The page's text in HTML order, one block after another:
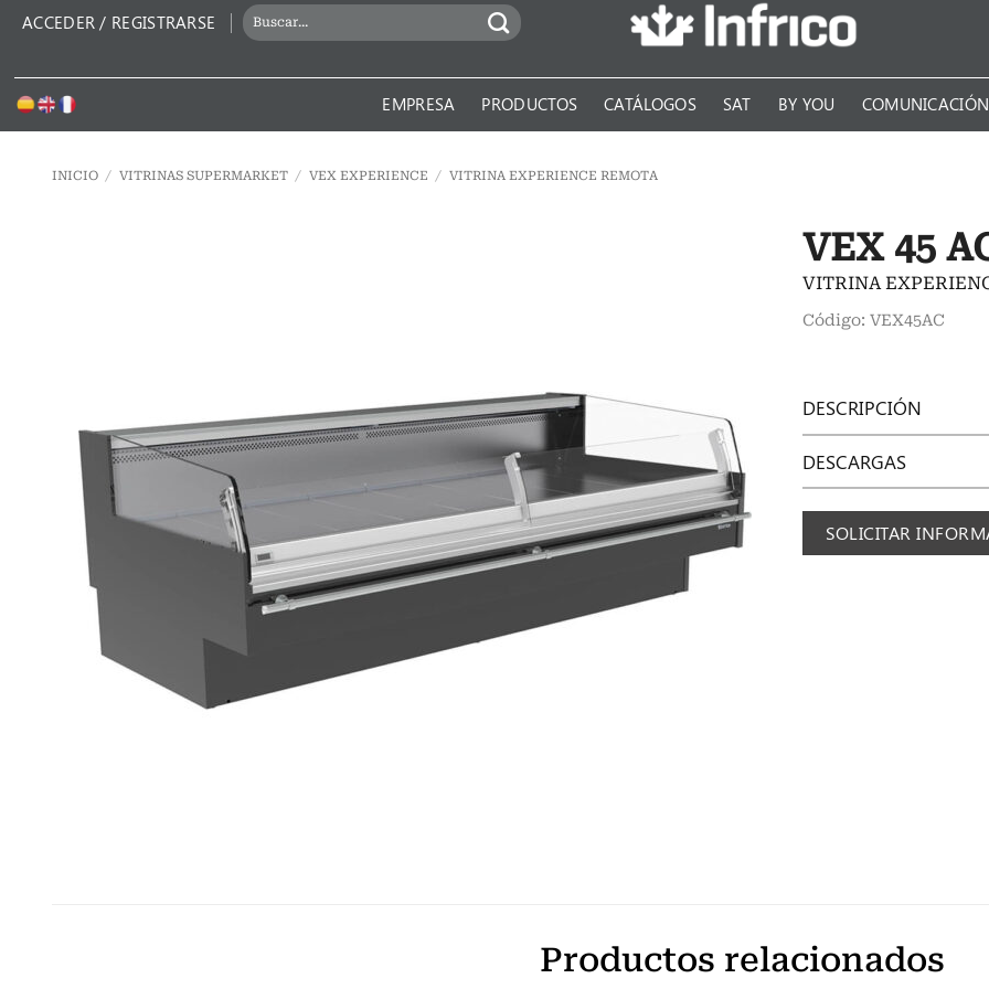
ACCEDER / REGISTRARSE
BUSCAR
POR:
EMPRESA PRODUCTOS CATÁLOGOS SAT BY YOU COMUNICACIÓN
INICIO / VITRINAS SUPERMARKET / VEX EXPERIENCE / VITRINA EXPERIENCE REMOTA
VEX 45
VITRINA
Código: VEX45AC
DESCRIPCIÓN
DESCARGAS
SOLICITAR
Productos relacionados